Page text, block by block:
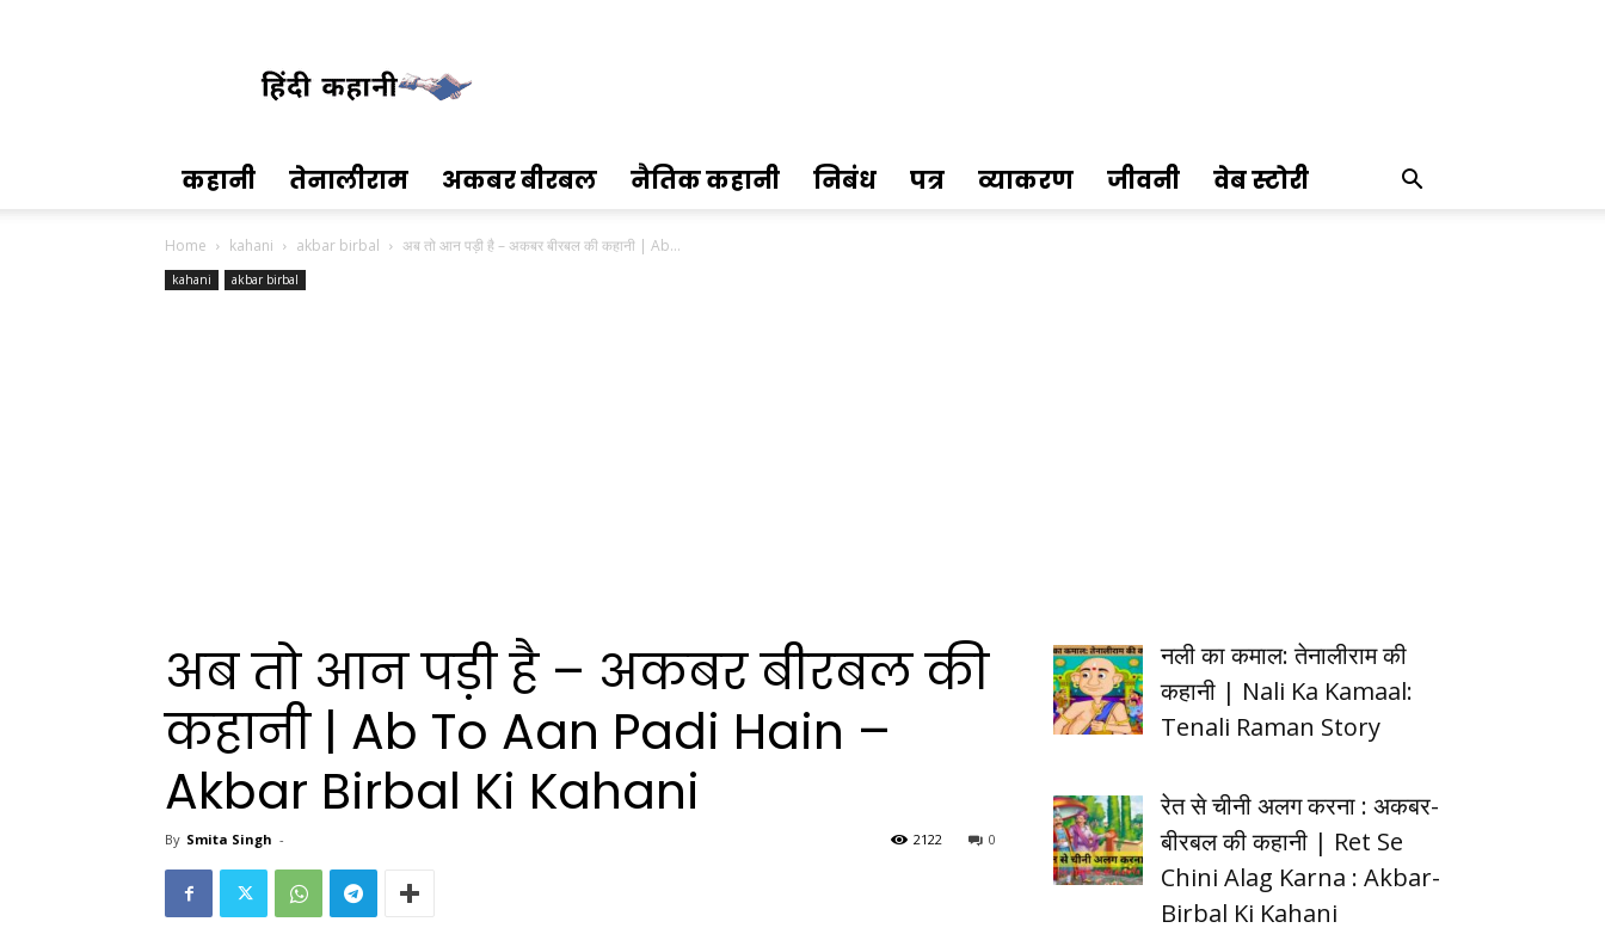
Kahani
कहानी तेनालीराम अकबर बीरबल नैतिक कहानी निबंध पत्र व्याकरण जीवनी वेब स्टोरी
Home kahani akbar birbal अब तो आन पड़ी है – अकबर बीरबल की कहानी | Ab...
kahani akbar birbal
अब तो आन पड़ी है – अकबर बीरबल की
कहानी | Ab To Aan Padi Hain –
Akbar Birbal Ki Kahani
By Smita Singh - 0
2122
नली का कमाल: तेनालीराम की
कहानी | Nali Ka Kamaal:
Tenali Raman Story
रेत से चीनी अलग करना : अकबर-
बीरबल की कहानी | Ret Se
Chini Alag Karna : Akbar-
Birbal Ki Kahani